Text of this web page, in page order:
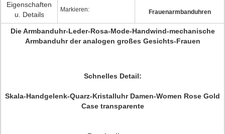
Eigenschaften
u. Details
Markieren: Frauenarmbanduhren
Die Armbanduhr-Leder-Rosa-Mode-Handwind-mechanische
Armbanduhr der analogen großes Gesichts-Frauen
Schnelles Detail:
Skala-Handgelenk-Quarz-Kristalluhr Damen-Women Rose Gold
Case transparente